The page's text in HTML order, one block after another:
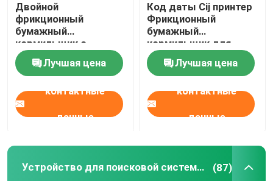
Двойной
фрикционный
бумажный
кормильщик с
простой
принимающей частью
Лучшая цена
контактные
данные
Код даты Cij принтер
Фрикционный
бумажный
кормильщик для
пластиковых пакетов
Лучшая цена
контактные
данные
Устройство для поисковой системы (87)